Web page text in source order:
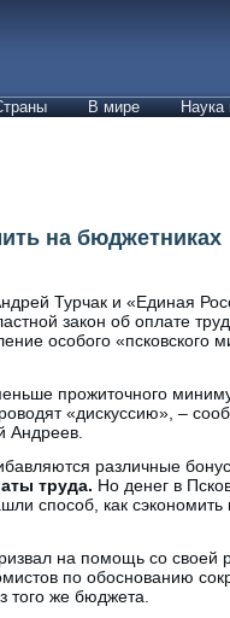
В мире Наука
на бюджетниках
Турчак и «Единая
закон об оплате
особого «псковского
прожиточного
«дискуссию», –
Андреев.
различные
труда. Но денег в
способ, как
на помощь со своей
по обоснованию
того же бюджета.